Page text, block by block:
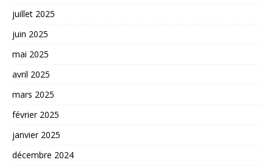
juillet 2025
juin 2025
mai 2025
avril 2025
mars 2025
février 2025
janvier 2025
décembre 2024